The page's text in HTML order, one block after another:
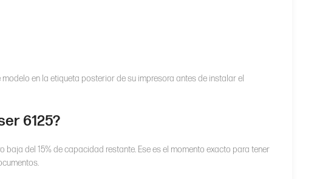
en la etiqueta posterior de su impresora antes de instalar el
6125?
del 15% de capacidad restante. Ese es el momento exacto para tener